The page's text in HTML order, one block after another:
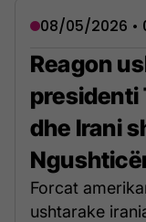
08/05/2026 •
Reagon
presidenti
dhe Irani
Forcat
ushtarake